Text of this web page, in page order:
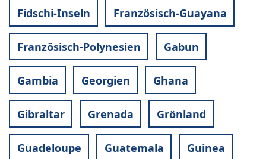
Fidschi-Inseln Französisch-Guayana
Französisch-Polynesien Gabun
Gambia Georgien Ghana
Gibraltar Grenada Grönland
Guadeloupe Guatemala Guinea